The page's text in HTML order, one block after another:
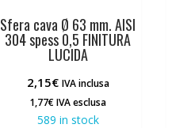
Sfera cava Ø 63 mm. AISI
304 spess 0,5 FINITURA
LUCIDA
2,15€ IVA inclusa
1,77€IVA esclusa
589 in stock